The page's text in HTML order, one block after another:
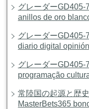
グレーダーGD405-
anillos de oro
グレーダーGD405-
diario digital
グレーダーGD405-
programação
常陸国の起源と歴
MasterBets365